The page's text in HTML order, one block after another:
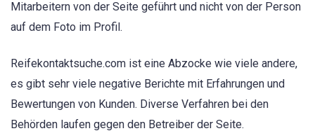
Mitarbeitern von der Seite geführt und nicht von der Person
auf dem Foto im Profil.
Reifekontaktsuche.com ist eine Abzocke wie viele andere,
es gibt sehr viele negative Berichte mit Erfahrungen und
Bewertungen von Kunden. Diverse Verfahren bei den
Behörden laufen gegen den Betreiber der Seite.